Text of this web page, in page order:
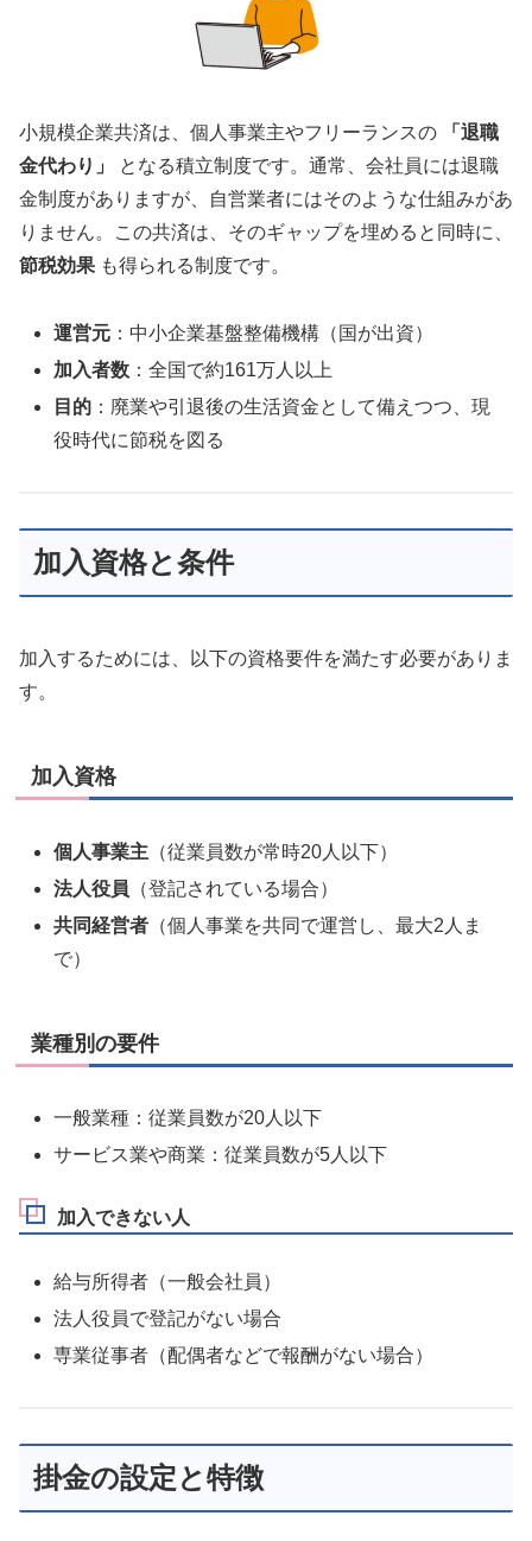
小規模企業共済は、個人事業主やフリーランスの
「退職
金代わり」
となる積立制度です。通常、会社員には退職
金制度がありますが、自営業者にはそのような仕組みがあ
りません。この共済は、そのギャップを埋めると同時に、
節税効果 も得られる制度です。
運営元 ：中小企業基盤整備機構（国が出資）
加入者数 ：全国で約161万人以上
目的 ：廃業や引退後の生活資金として備えつつ、現
役時代に節税を図る
加入資格と条件
加入するためには、以下の資格要件を満たす必要がありま
す。
加入資格
個人事業主 （従業員数が常時20人以下）
法人役員 （登記されている場合）
共同経営者 （個人事業を共同で運営し、最大2人ま
で）
業種別の要件
一般業種：従業員数が20人以下
サービス業や商業：従業員数が5人以下
加入できない人
給与所得者（一般会社員）
法人役員で登記がない場合
専業従事者（配偶者などで報酬がない場合）
掛金の設定と特徴